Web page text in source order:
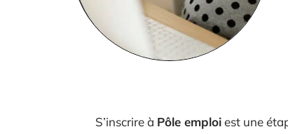
S’inscrire à Pôle emploiest une